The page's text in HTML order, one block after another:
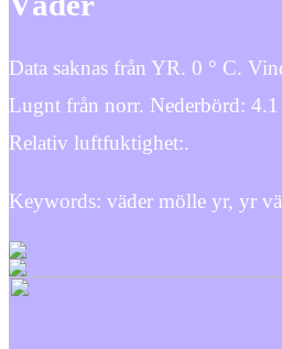
Data saknas från YR. 0 ° C.
Lugnt från norr. Nederbörd:
Relativ luftfuktighet:.
Keywords: väder mölle yr, yr